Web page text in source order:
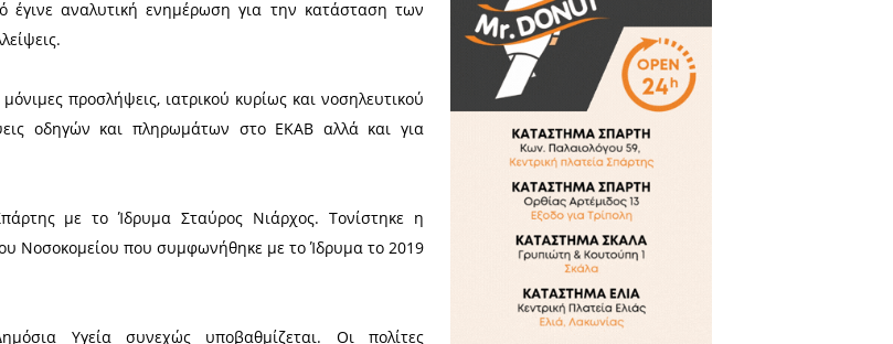
Υγεία στη Λακωνία πραγματοποιήθηκε την
Αθηνά Λινού, καθηγήτρια Ιατρικής-υποψήφια
Τομέα Αθηνών και τον Σταύρο Αραχωβίτη,
του ΣΥΡΙΖΑ ΠΣ
βουλευτές επισκέφτηκαν το Νοσοκομείο Σπάρτης, το Κέντρο
το Κέντρο Υγείας Σπάρτης, την Τοπική Ομάδα Υγείας (ΤΟΜΥ) στη
του Ιατρικού Συλλόγου Σπάρτης.